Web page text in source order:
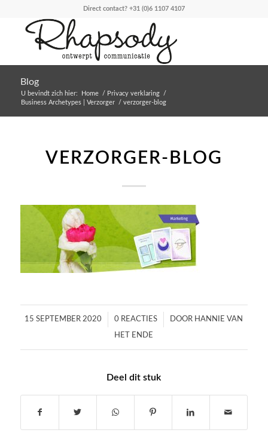
Direct contact? +31 (0)6 1107 4107
Blog
U bevindt zich hier: Home / Privacy verklaring
/
Business Archetypes | Verzorger
/ verzorger-blog
VERZORGER-BLOG
15 SEPTEMBER 2020
/ 0 REACTIES
/ DOOR HANNIE VAN
HET ENDE
Deel dit stuk